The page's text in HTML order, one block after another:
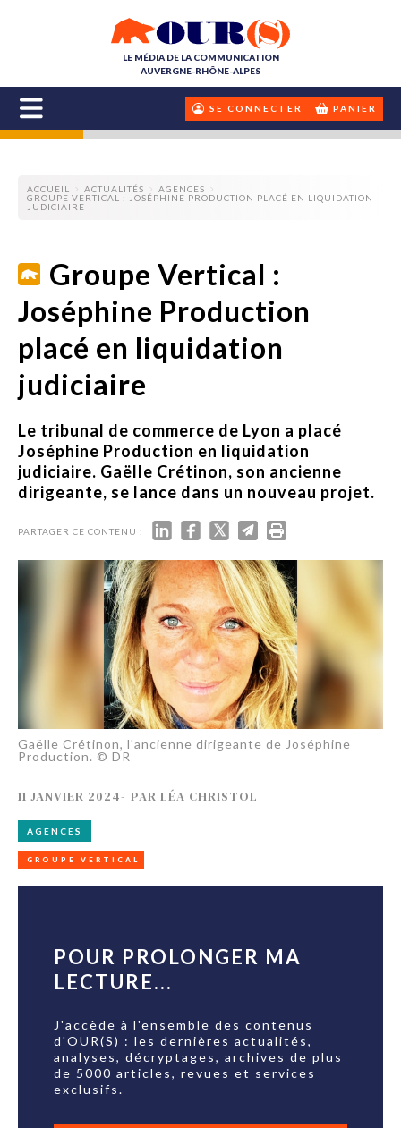
LE MÉDIA DE LA COMMUNICATION
AUVERGNE-RHÔNE-ALPES
SE CONNECTER PANIER
ACCUEIL ACTUALITÉS
AGENCES
GROUPE VERTICAL : JOSÉPHINE PRODUCTION PLACÉ EN LIQUIDATION
JUDICIAIRE
Groupe Vertical :
Joséphine Production
placé en liquidation
judiciaire
Le tribunal de commerce de Lyon a placé
Joséphine Production en liquidation
judiciaire. Gaëlle Crétinon, son ancienne
dirigeante, se lance dans un nouveau projet.
PARTAGER CE CONTENU :
Gaëlle Crétinon, l'ancienne dirigeante de Joséphine
Production. © DR
11 JANVIER 2024- PAR LÉA CHRISTOL
AGENCES
GROUPE VERTICAL
POUR PROLONGER MA
LECTURE...
J'accède à l'ensemble des contenus
d'OUR(S) : les dernières actualités,
analyses, décryptages, archives de plus
de 5000 articles, revues et services
exclusifs.